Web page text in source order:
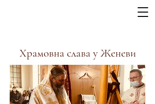
Храмовна слава у Женеви